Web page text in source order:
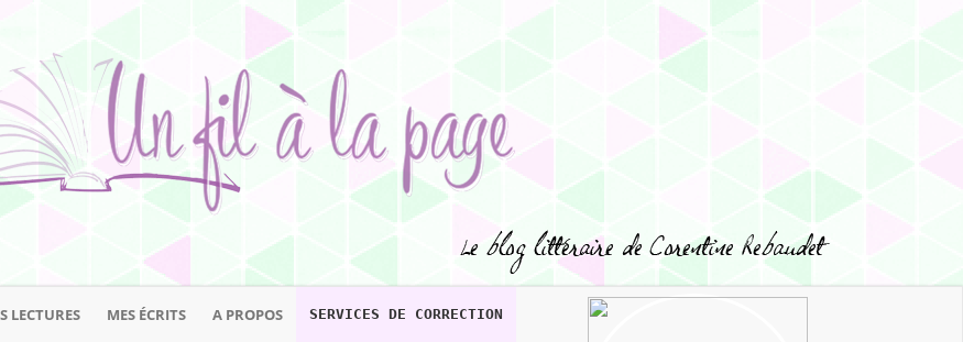
LECTURES MES ÉCRITS A PROPOS SERVICES DE CORRECTION